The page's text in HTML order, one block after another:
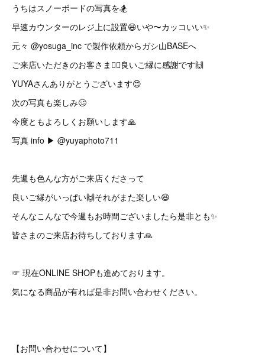
うちはスノーボードの写真を🏂
早速カウンターのレジ上に設置😆いや〜カッコいい✨
元々 @yosuga_inc で製作依頼からガシ山BASEへ
ご来店いただきのお客さま🙇‍♂️良いご縁に感謝です🙌
YUYAさんありがとうございます😊
次の写真も楽しみ🥴
今度ともよろしくお願いします🙏
写真 info ▶︎ @yuyaphoto711
先週も色んな方がご来店くださって
良いご縁がいっぱい🙌それがまた楽しい😆
そんなこんなで今週もお時間ございましたら是非とも✨
皆さまのご来店お待ちしております🙏
☞ 現在ONLINE SHOPも進めております。
気になる商品が有れば是非お問い合わせください。
【お問い合わせについて】